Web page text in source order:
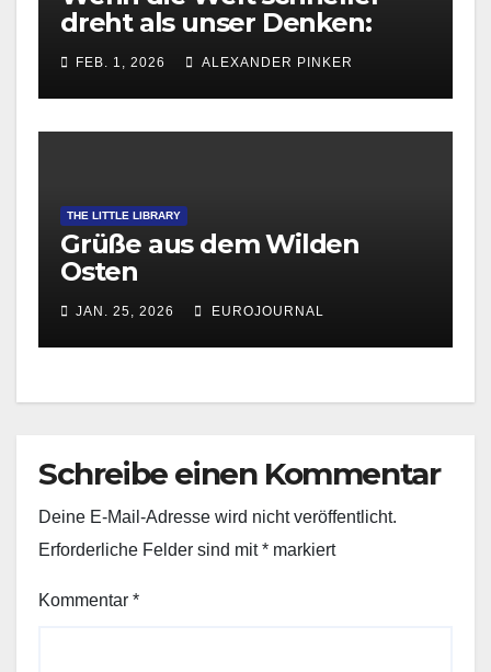
dreht als unser Denken:
FEB. 1, 2026 ALEXANDER PINKER
THE LITTLE LIBRARY
Grüße aus dem Wilden
Osten
JAN. 25, 2026 EUROJOURNAL
Schreibe einen Kommentar
Deine E-Mail-Adresse wird nicht veröffentlicht.
Erforderliche Felder sind mit* markiert
Kommentar *